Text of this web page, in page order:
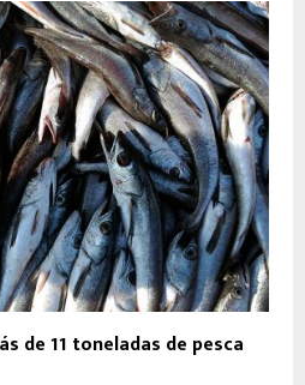
de 11 toneladas de pesca